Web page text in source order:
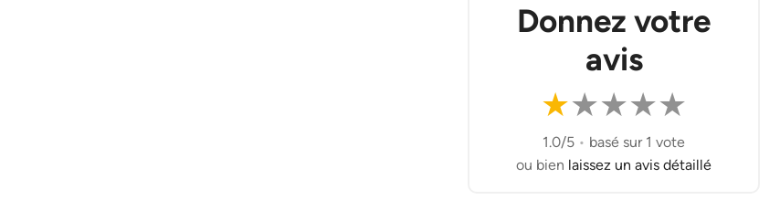
Donnez votre
avis
★★★★★
1.0/5 • basé sur 1 vote
ou bien laissez un avis détaillé